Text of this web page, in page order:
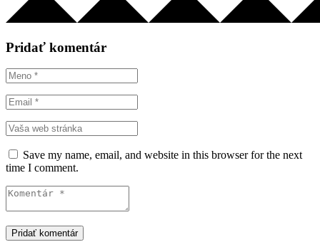
Pridať komentár
Save my name, email, and website in this browser for the next
time I comment.